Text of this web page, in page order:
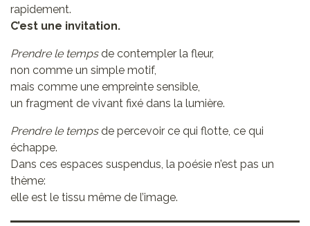
rapidement.
C’est une invitation.
Prendre le tempsde contempler la fleur,
non comme un simple motif,
mais comme une empreinte sensible,
un fragment de vivant fixé dans la lumière.
Prendre le tempsde percevoir ce qui flotte, ce qui
échappe.
Dans ces espaces suspendus, la poésie n’est pas un
thème:
elle est le tissu même de l’image.